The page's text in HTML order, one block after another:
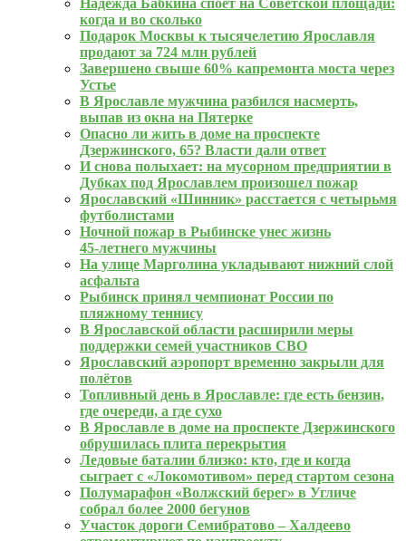
когда и во сколько
Подарок Москвы к тысячелетию Ярославля
продают за 724 млн рублей
Завершено свыше 60% капремонта моста через
Устье
В Ярославле мужчина разбился насмерть,
выпав из окна на Пятерке
Опасно ли жить в доме на проспекте
Дзержинского, 65? Власти дали ответ
И снова полыхает: на мусорном предприятии в
Дубках под Ярославлем произошел пожар
Ярославский «Шинник» расстается с четырьмя
футболистами
Ночной пожар в Рыбинске унес жизнь
45‑летнего мужчины
На улице Марголина укладывают нижний слой
асфальта
Рыбинск принял чемпионат России по
пляжному теннису
В Ярославской области расширили меры
поддержки семей участников СВО
Ярославский аэропорт временно закрыли для
полётов
Топливный день в Ярославле: где есть бензин,
где очереди, а где сухо
В Ярославле в доме на проспекте Дзержинского
обрушилась плита перекрытия
Ледовые баталии близко: кто, где и когда
сыграет с «Локомотивом» перед стартом сезона
Полумарафон «Волжский берег» в Угличе
собрал более 2000 бегунов
Участок дороги Семибратово – Халдеево